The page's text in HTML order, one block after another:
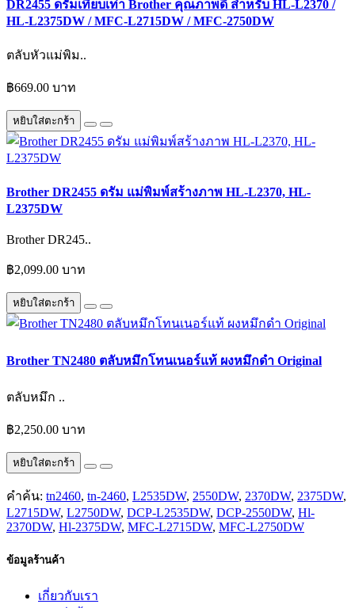
DR2455 ดรัมเทียบเท่า Brother คุณภาพดี สำหรับ HL-L2370 /
HL-L2375DW / MFC-L2715DW / MFC-2750DW
ตลับหัวแม่พิม..
฿669.00 บาท
หยิบใส่ตะกร้า
Brother DR2455 ดรัม แม่พิมพ์สร้างภาพ HL-L2370, HL-
L2375DW
Brother DR245..
฿2,099.00 บาท
หยิบใส่ตะกร้า
Brother TN2480 ตลับหมึกโทนเนอร์แท้ ผงหมึกดำ Original
ตลับหมึก ..
฿2,250.00 บาท
หยิบใส่ตะกร้า
คำค้น: tn2460, tn-2460, L2535DW, 2550DW, 2370DW, 2375DW,
L2715DW, L2750DW, DCP-L2535DW, DCP-2550DW, Hl-
2370DW, Hl-2375DW, MFC-L2715DW, MFC-L2750DW
ข้อมูลร้านค้า
เกี่ยวกับเรา